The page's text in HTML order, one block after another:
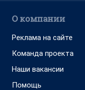
О компании
Реклама на сайте
Команда проекта
Наши вакансии
Помощь